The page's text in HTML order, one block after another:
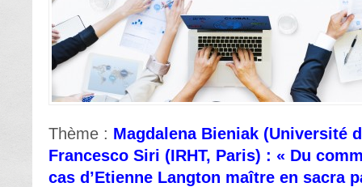
Thème : Magdalena Bieniak (Université
Francesco Siri (IRHT, Paris) : « Du
cas d’Etienne Langton maître en sacra